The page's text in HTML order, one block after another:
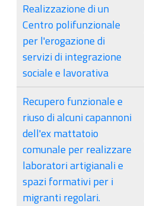
Realizzazione di un
Centro polifunzionale
per l'erogazione di
servizi di integrazione
sociale e lavorativa
Recupero funzionale e
riuso di alcuni capannoni
dell'ex mattatoio
comunale per realizzare
laboratori artigianali e
spazi formativi per i
migranti regolari.